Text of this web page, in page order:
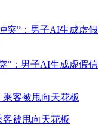
”：男子AI生成虚假信
被甩向天花板